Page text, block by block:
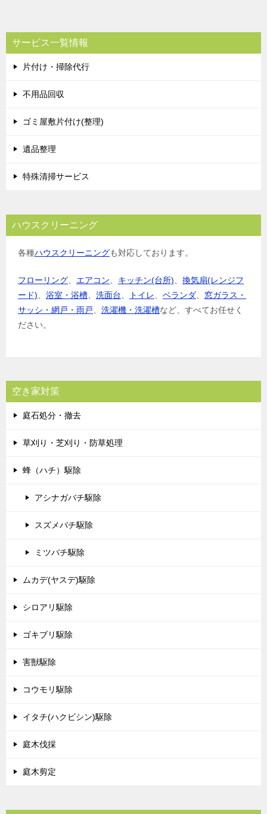
サービス一覧情報
片付け・掃除代行
不用品回収
ゴミ屋敷片付け(整理)
遺品整理
特殊清掃サービス
ハウスクリーニング
各種ハウスクリーニングも対応しております。
フローリング エアコン キッチン(台所)
換気扇(レンジフ
ード)
浴室・浴槽 洗面台 トイレ ベランダ
窓ガラス・
サッシ・網戸・雨戸
洗濯機・洗濯槽など、すべてお任せく
ださい。
空き家対策
庭石処分・撤去
草刈り・芝刈り・防草処理
蜂（ハチ）駆除
アシナガバチ駆除
スズメバチ駆除
ミツバチ駆除
ムカデ(ヤスデ)駆除
シロアリ駆除
ゴキブリ駆除
害獣駆除
コウモリ駆除
イタチ(ハクビシン)駆除
庭木伐採
庭木剪定